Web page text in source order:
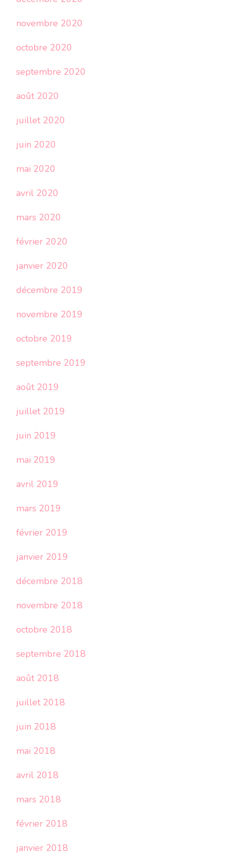
novembre 2020
octobre 2020
septembre 2020
août 2020
juillet 2020
juin 2020
mai 2020
avril 2020
mars 2020
février 2020
janvier 2020
décembre 2019
novembre 2019
octobre 2019
septembre 2019
août 2019
juillet 2019
juin 2019
mai 2019
avril 2019
mars 2019
février 2019
janvier 2019
décembre 2018
novembre 2018
octobre 2018
septembre 2018
août 2018
juillet 2018
juin 2018
mai 2018
avril 2018
mars 2018
février 2018
janvier 2018